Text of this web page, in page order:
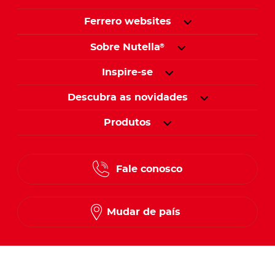
Ferrero websites
Sobre Nutella®
Inspire-se
Descubra as novidades
Produtos
Fale conosco
Mudar de país